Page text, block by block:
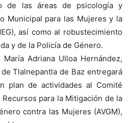
de las áreas de psicología y
Municipal para las Mujeres y la
así como al robustecimiento
y de la Policía de Género.
Adriana Ulloa Hernández,
Tlalnepantla de Baz entregará
plan de actividades al Comité
para la Mitigación de la
contra las Mujeres (AVGM),